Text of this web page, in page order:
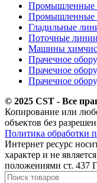
Промышленные
Промышленные
Гладильные
Поточные
Машины
Прачечное
Прачечное
Прачечное
© 2025 CST - Все
Копирование или
объектов без
Политика обработки
Интернет ресурс
характер и не
положениями ст. 437